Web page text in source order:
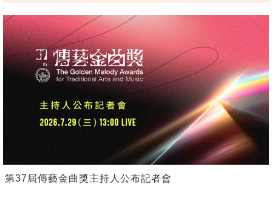
第37屆傳藝金曲獎主持人公布記者會